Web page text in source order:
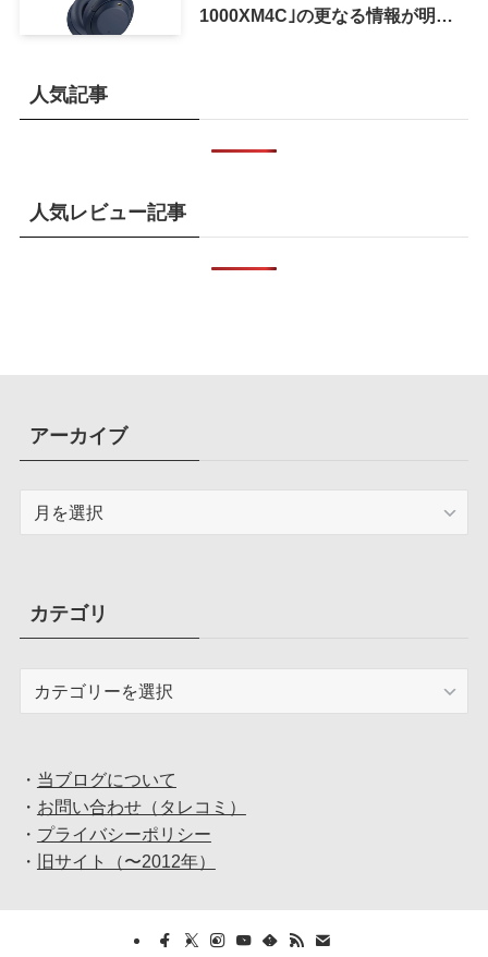
1000XM4C｣の更なる情報が明ら
人気記事
人気レビュー記事
アーカイブ
ブカテゴリ
・ 当ブログについて
・ お問い合わせ（タレコミ）
・ プライバシーポリシー
・
旧サイト（〜2012年）